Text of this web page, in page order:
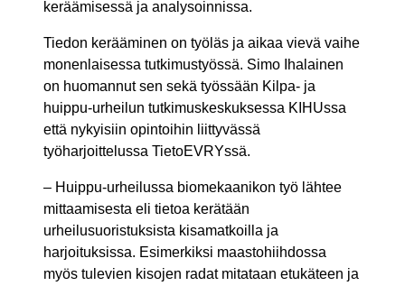
keräämisessä ja analysoinnissa.
Tiedon kerääminen on työläs ja aikaa vievä vaihe
monenlaisessa tutkimustyössä. Simo Ihalainen
on huomannut sen sekä työssään Kilpa- ja
huippu-urheilun tutkimuskeskuksessa KIHUssa
että nykyisiin opintoihin liittyvässä
työharjoittelussa TietoEVRYssä.
– Huippu-urheilussa biomekaanikon työ lähtee
mittaamisesta eli tietoa kerätään
urheilusuoristuksista kisamatkoilla ja
harjoituksissa. Esimerkiksi maastohiihdossa
myös tulevien kisojen radat mitataan etukäteen ja